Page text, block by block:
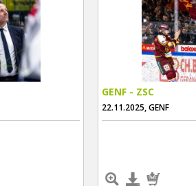
GENF - ZSC
22.11.2025, GENF